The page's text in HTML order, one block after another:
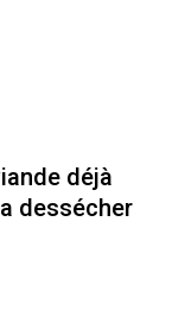
déjà
dessécher